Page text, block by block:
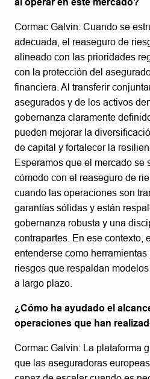
Cormac Galvin: Cuando se
adecuada, el reaseguro de
alineado con las prioridades
con la protección del
financiera. Al transferir
asegurados y de los activos
gobernanza claramente
pueden mejorar la
de capital y fortalecer la
Esperamos que el mercado se
cómodo con el reaseguro de
cuando las operaciones son
garantías sólidas y están
gobernanza robusta y una
contrapartes. En ese contexto,
entenderse como
riesgos que respaldan
a largo plazo.
¿Cómo ha ayudado el
operaciones que han
Cormac Galvin: La plataforma
que las aseguradoras